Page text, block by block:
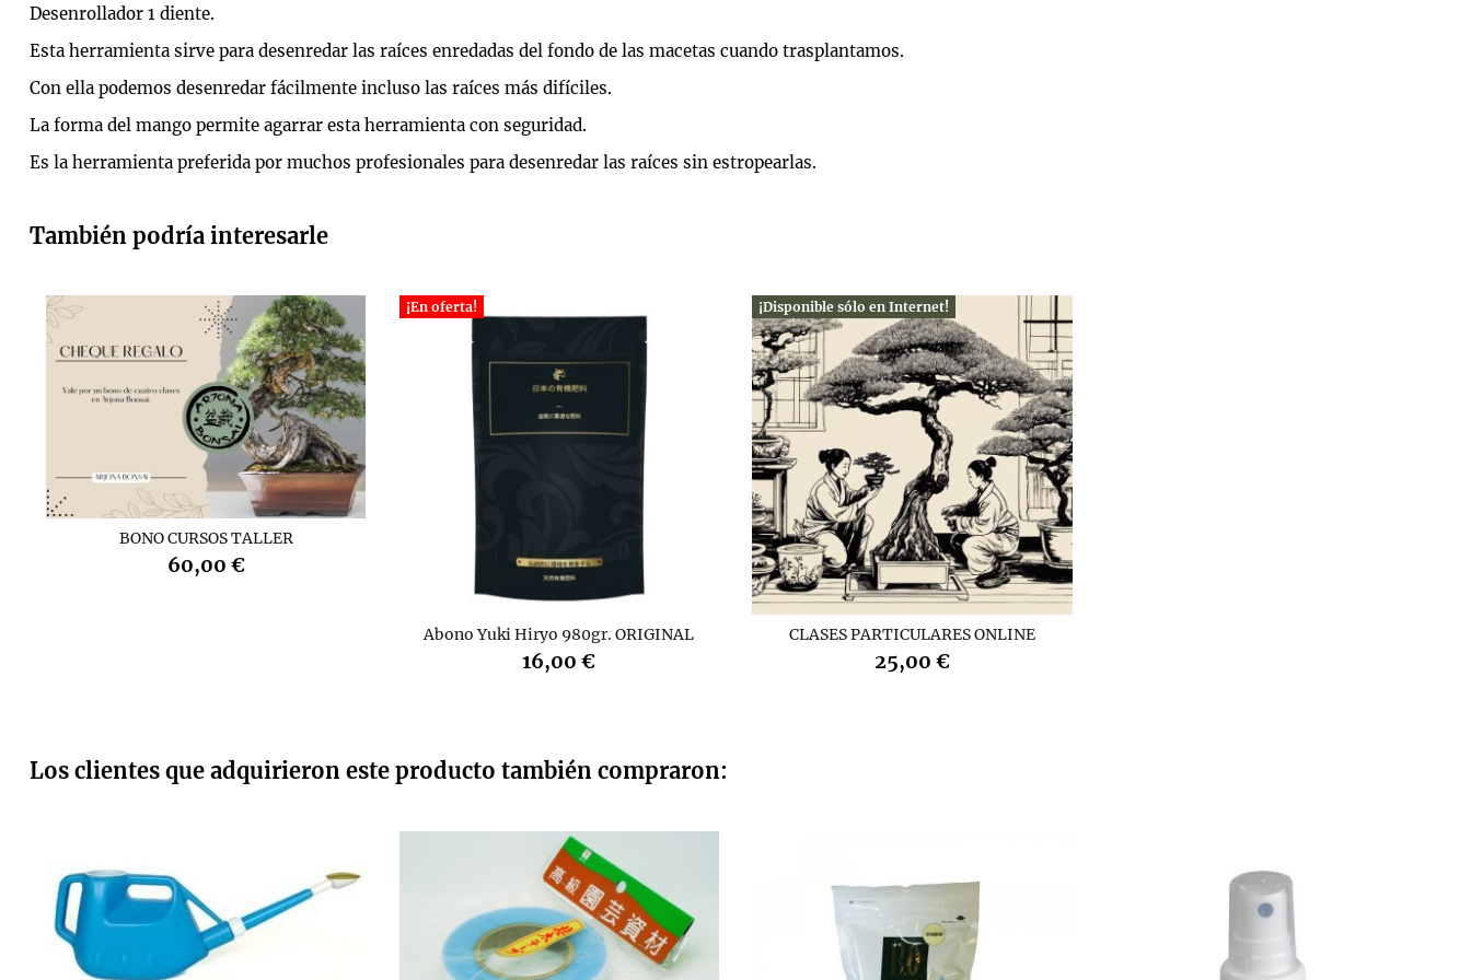
Desenrollador 1 diente.
Esta herramienta sirve para desenredar las raíces enredadas del fondo de las macetas cuando trasplantamos.
Con ella podemos desenredar fácilmente incluso las raíces más difíciles.
La forma del mango permite agarrar esta herramienta con seguridad.
Es la herramienta preferida por muchos profesionales para desenredar las raíces sin estropearlas.
También podría interesarle
BONO CURSOS TALLER
60,00 €
¡En oferta!
Abono Yuki Hiryo 980gr. ORIGINAL
16,00 €
¡Disponible sólo en Internet!
CLASES PARTICULARES ONLINE
25,00 €
Los clientes que adquirieron este producto también compraron: